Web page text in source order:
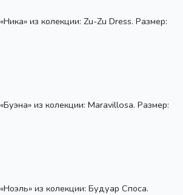
из колекции: Zu-Zu Dress. Размер:
из колекции: Maravillosa. Размер:
из колекции: Будуар Споса.